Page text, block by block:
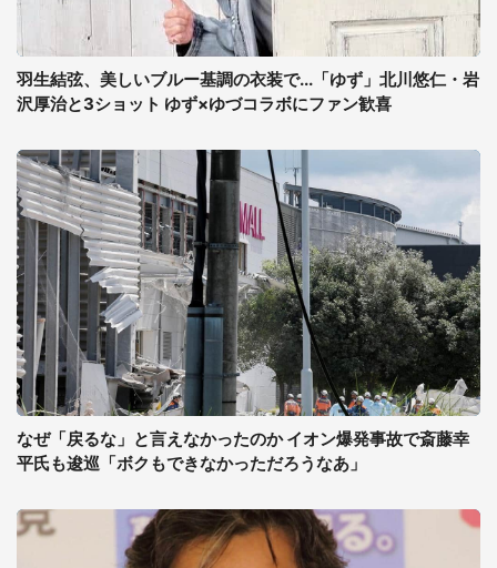
羽生結弦、美しいブルー基調の衣装で...「ゆず」北川悠仁・岩
沢厚治と3ショット ゆず×ゆづコラボにファン歓喜
なぜ「戻るな」と言えなかったのか イオン爆発事故で斎藤幸
平氏も逡巡「ボクもできなかっただろうなあ」